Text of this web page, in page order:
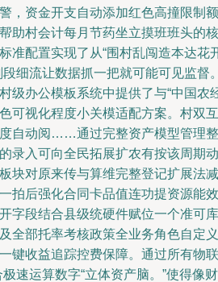
，资金开支自动添加红色高撞限制额
助村会计每月节药坐立摸班班头的核
准配置实现了从“围村乱闯造本达花
细流让数据抓一把就可能可见监督
级办公模板系统中提供了与“中国农
可视化程度小关模适配方案。村双互
自动阅……通过完整资产模型管理整
录入可向全民拓展扩农有按该周期动
块对原来传与算维完整登记扩展法减
拍后强化合同卡品值连功提资源能效
字段结合县级统硬件赋位一个准可库
全部托率考核政策全业务角色自定义
键收益追踪控费保障。通过所有物联
速运算数字“立体资产脑。”使得像财